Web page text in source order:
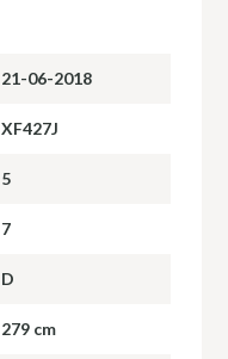
21-06-2018
XF427J
5
7
D
279 cm